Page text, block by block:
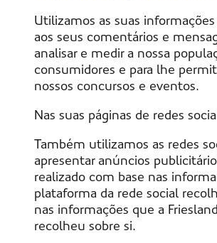
Utilizamos as suas
aos seus comentários e
analisar e medir a nossa
consumidores e para lhe
nossos concursos e eventos.
Nas suas páginas de redes
Também utilizamos as redes
apresentar anúncios
realizado com base nas
plataforma da rede social
nas informações que a
recolheu sobre si.